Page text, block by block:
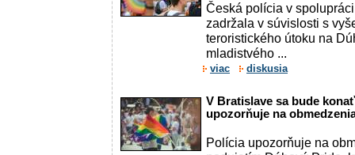
Česká polícia v
zadržala v súvislosti s
teroristického útoku na
mladistvého ...
viac diskusia
V Bratislave sa bude
upozorňuje na
Polícia upozorňuje na